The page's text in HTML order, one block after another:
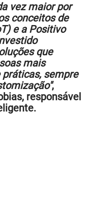
vez maior por
conceitos de
e a Positivo
que
mais
práticas, sempre
,
responsável